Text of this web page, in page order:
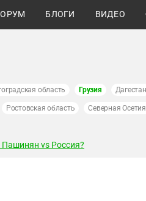
БЛОГИ ВИДЕО
область Грузия Дагестан
Ростовская область Северная
Пашинян vs Россия?